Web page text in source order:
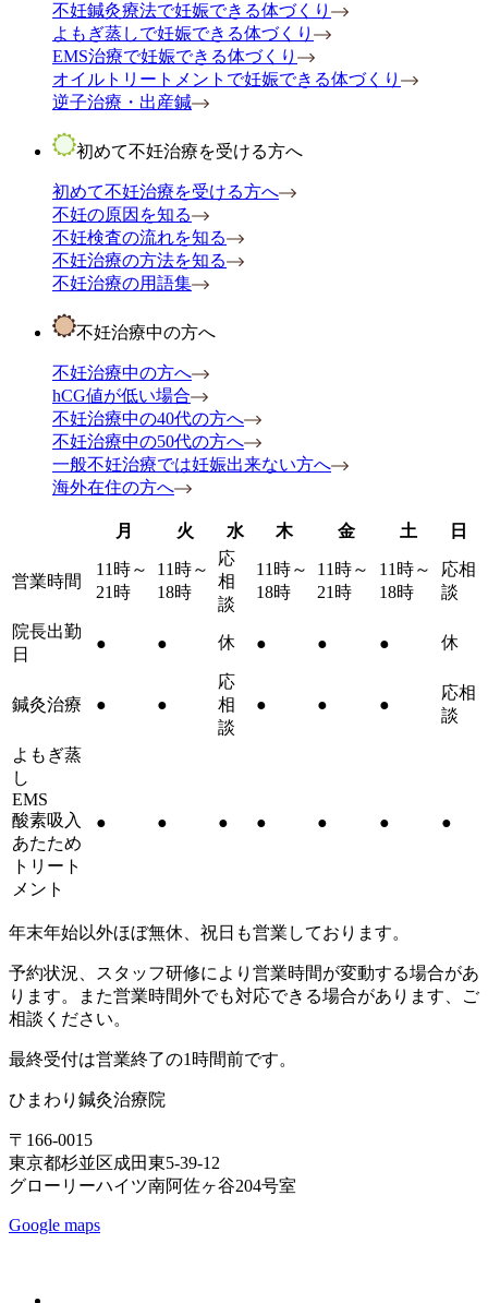
不妊鍼灸療法で妊娠できる体づくり
よもぎ蒸しで妊娠できる体づくり
EMS治療で妊娠できる体づくり
オイルトリートメントで妊娠できる体づくり
逆子治療・出産鍼
初めて不妊治療を受ける方へ
初めて不妊治療を受ける方へ
不妊の原因を知る
不妊検査の流れを知る
不妊治療の方法を知る
不妊治療の用語集
不妊治療中の方へ
不妊治療中の方へ
hCG値が低い場合
不妊治療中の40代の方へ
不妊治療中の50代の方へ
一般不妊治療では妊娠出来ない方へ
海外在住の方へ
月 火 水 木 金 土 日
営業時間
11時～
21時
11時～
18時
応
相
談
11時～
18時
11時～
21時
11時～
18時
応相
談
院長出勤
日
● ● 休 ● ● ● 休
鍼灸治療 ● ●
応
相
談
● ● ●
応相
談
よもぎ蒸
し
EMS
酸素吸入
あたため
トリート
メント
● ● ● ● ● ● ●
年末年始以外ほぼ無休、祝日も営業しております。
予約状況、スタッフ研修により営業時間が変動する場合があ
ります。また営業時間外でも対応できる場合があります、ご
相談ください。
最終受付は営業終了の1時間前です。
ひまわり鍼灸治療院
〒166-0015
東京都杉並区成田東5-39-12
グローリーハイツ南阿佐ヶ谷204号室
Google maps